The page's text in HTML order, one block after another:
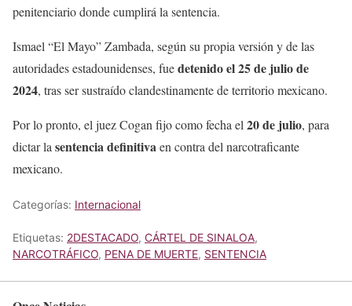
penitenciario donde cumplirá la sentencia.
Ismael “El Mayo” Zambada, según su propia versión y de las
autoridades estadounidenses, fuedetenido el 25 de julio de
2024, tras ser sustraído clandestinamente de territorio mexicano.
Por lo pronto, el juez Cogan fijo como fecha el 20 de julio, para
dictar la sentenciadefinitivaen contra del narcotraficante
mexicano.
Categorías: Internacional
Etiquetas: 2DESTACADO, CÁRTEL DE SINALOA,
NARCOTRÁFICO, PENA DE MUERTE, SENTENCIA